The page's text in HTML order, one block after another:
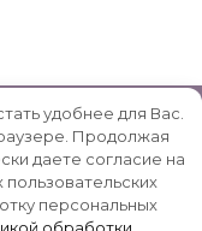
район -
удобнее для Вас.
Продолжая
даете согласие на
персональных